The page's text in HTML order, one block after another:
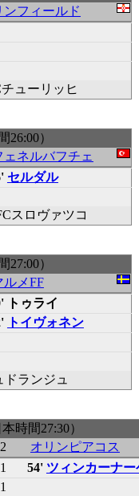
ンフィールド
ューリッヒ
26:00）
ェネルバフチェ
セルダル
スロヴァツコ
27:00）
ルメFF
トゥライ
トイヴォネン
ドランジュ
時間27:30）
オリンピアコス
54' ツィンカーナー